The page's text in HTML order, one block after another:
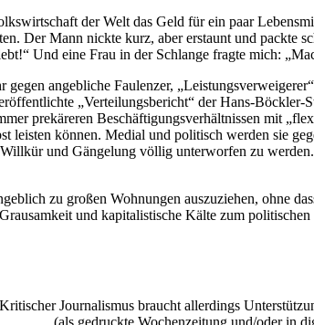
der Welt das Geld für ein paar
Der Mann nickte kurz, aber erstaunt und packte
Und eine Frau in der Schlange fragte mich:
angebliche Faulenzer,
„Verteilungsbericht“ der Hans-
prekäreren Beschäftigungsverhältnissen mit
können. Medial und politisch werden sie
und Gängelung völlig unterworfen zu
zu großen Wohnungen auszuziehen, ohne
und kapitalistische Kälte zum politischen
Journalismus braucht allerdings
(als gedruckte Wochenzeitung und/oder in